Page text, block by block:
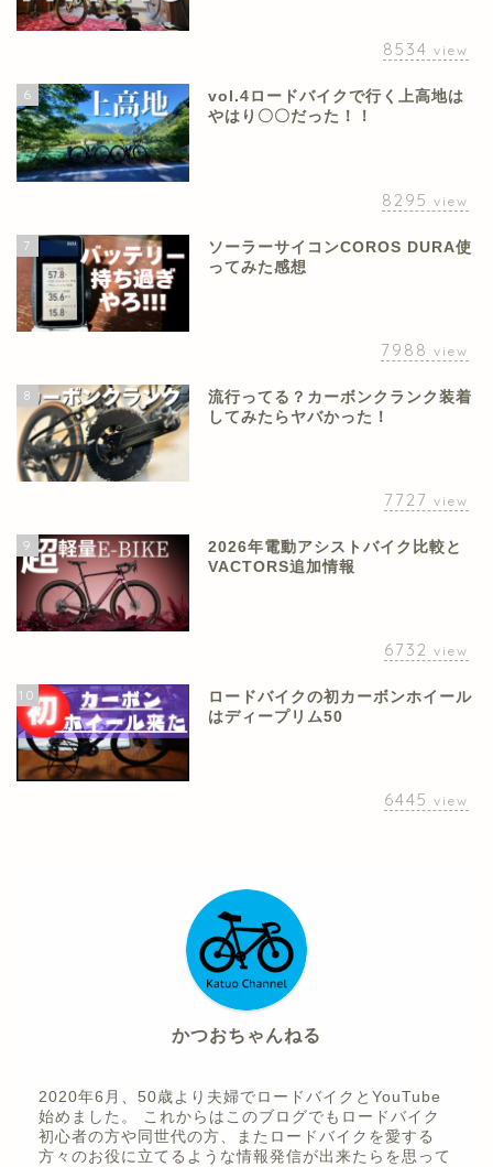
8534 view
6
vol.4ロードバイクで行く上高地は
やはり〇〇だった！！
8295 view
7
ソーラーサイコンCOROS DURA使
ってみた感想
7988 view
8
流行ってる？カーボンクランク装着
してみたらヤバかった！
7727 view
9
2026年電動アシストバイク比較と
VACTORS追加情報
6732 view
10
ロードバイクの初カーボンホイール
はディープリム50
6445 view
かつおちゃんねる
2020年6月、50歳より夫婦でロードバイクとYouTube
始めました。 これからはこのブログでもロードバイク
初心者の方や同世代の方、またロードバイクを愛する
方々のお役に立てるような情報発信が出来たらを思って